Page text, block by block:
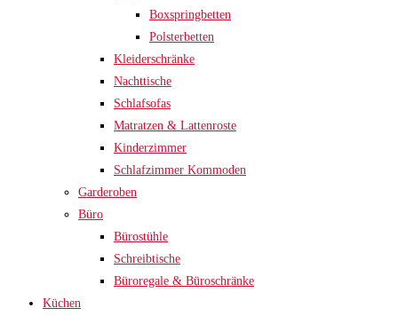
Boxspringbetten
Polsterbetten
Kleiderschränke
Nachttische
Schlafsofas
Matratzen & Lattenroste
Kinderzimmer
Schlafzimmer Kommoden
Garderoben
Büro
Bürostühle
Schreibtische
Büroregale & Büroschränke
Küchen